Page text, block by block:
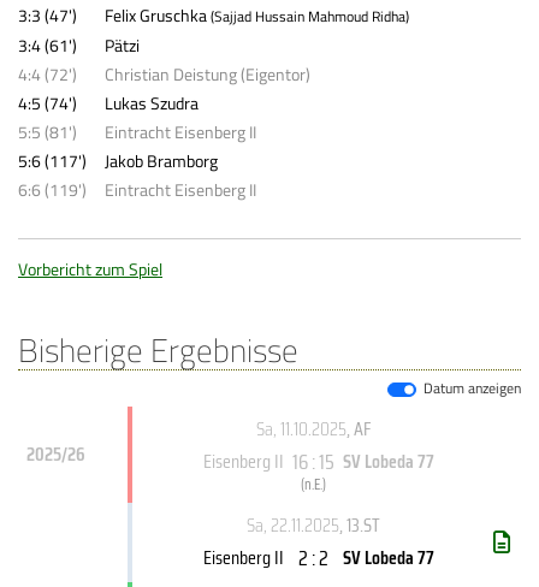
3:3 (47')
Felix Gruschka(Sajjad Hussain Mahmoud Ridha)
3:4 (61')
Pätzi
4:4 (72')
Christian Deistung (Eigentor)
4:5 (74')
Lukas Szudra
5:5 (81')
Eintracht Eisenberg II
5:6 (117')
Jakob Bramborg
6:6 (119')
Eintracht Eisenberg II
Vorbericht zum Spiel
Bisherige Ergebnisse
Datum anzeigen
2025/26
Sa, 11.10.2025, AF
Eisenberg II 16 : 15
(n.E.)
SV Lobeda 77
Sa, 22.11.2025, 13.ST
Eisenberg II 2 : 2 SV Lobeda 77